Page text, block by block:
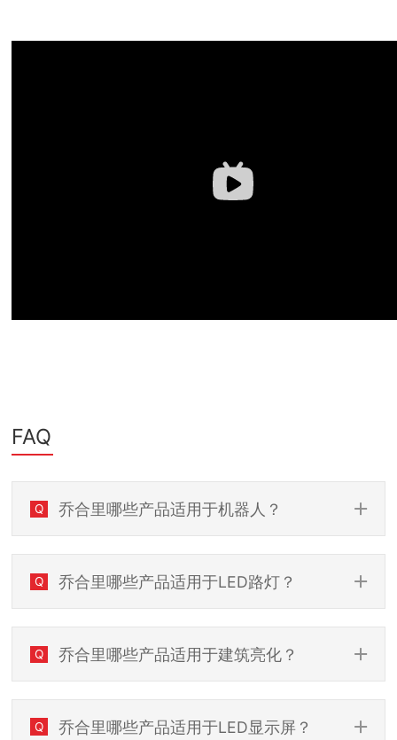
FAQ
Q 乔合里哪些产品适用于机器人？
Q 乔合里哪些产品适用于LED路灯？
Q 乔合里哪些产品适用于建筑亮化？
Q 乔合里哪些产品适用于LED显示屏？